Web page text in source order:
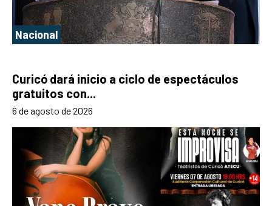
Nacional
Curicó dará inicio a ciclo de espectáculos
gratuitos con...
6 de agosto de 2026